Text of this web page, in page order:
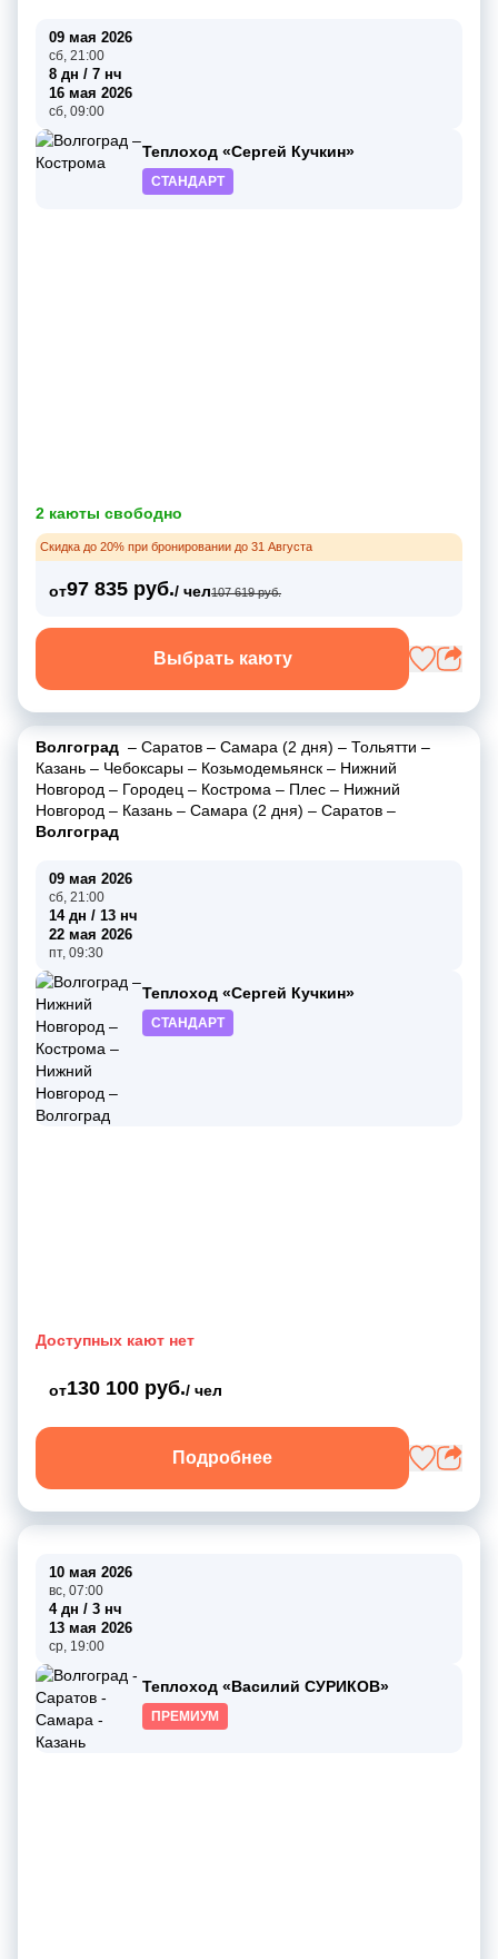
09 мая 2026
сб, 21:00
8 дн / 7 нч
16 мая 2026
сб, 09:00
Теплоход «Сергей Кучкин»
СТАНДАРТ
2 каюты свободно
Скидка до 20% при бронировании до 31 Августа
от97 835 руб./ чел107 619 руб.
Выбрать каюту
Волгоград – Саратов – Самара (2 дня) – Тольятти –
Казань – Чебоксары – Козьмодемьянск – Нижний
Новгород – Городец – Кострома – Плес – Нижний
Новгород – Казань – Самара (2 дня) – Саратов –
Волгоград
09 мая 2026
сб, 21:00
14 дн / 13 нч
22 мая 2026
пт, 09:30
Теплоход «Сергей Кучкин»
СТАНДАРТ
Доступных кают нет
от130 100 руб./ чел
Подробнее
10 мая 2026
вс, 07:00
4 дн / 3 нч
13 мая 2026
ср, 19:00
Теплоход «Василий СУРИКОВ»
ПРЕМИУМ